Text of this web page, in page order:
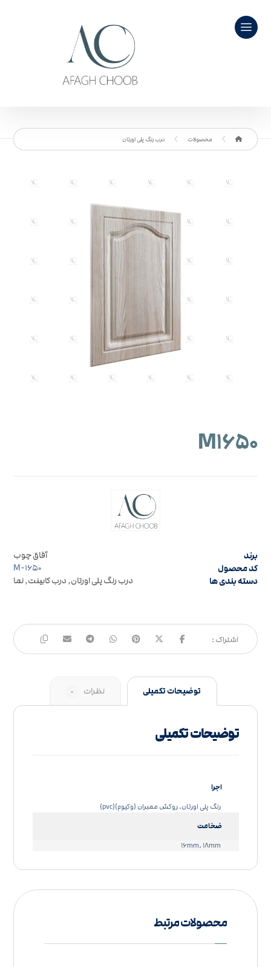
محصولات درب رنگ پلی اورتان
M۱۶۵۰
برند آفاق چوب
کد محصول M-۱۶۵۰
دسته بندی ها درب رنگ پلی اورتان, درب کابینت,نما
توضیحات تکمیلی نظرات ۰
توضیحات تکمیلی
اجرا
رنگ پلی اورتان, روکش ممبران (وکیوم)(pvc)
ضخامت
۱۶mm, ۱۸mm
محصولات مرتبط